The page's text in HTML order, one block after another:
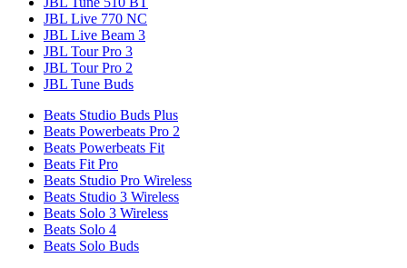
JBL Live 770 NC
JBL Live Beam 3
JBL Tour Pro 3
JBL Tour Pro 2
JBL Tune Buds
Beats Studio Buds Plus
Beats Powerbeats Pro 2
Beats Powerbeats Fit
Beats Fit Pro
Beats Studio Pro Wireless
Beats Studio 3 Wireless
Beats Solo 3 Wireless
Beats Solo 4
Beats Solo Buds